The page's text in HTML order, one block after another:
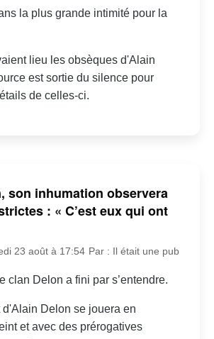
la plus grande intimité pour la
lieu les obsèques d'Alain
est sortie du silence pour
de celles-ci.
son inhumation observera
: « C’est eux qui ont
23 août à 17:54 Par : Il était une pub
clan Delon a fini par s’entendre.
d'Alain Delon se jouera en
et avec des prérogatives